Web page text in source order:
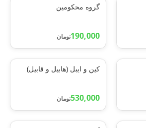
گروه محکومین
190,000تومان
کین و ایبل (هابیل و قابیل)
530,000تومان